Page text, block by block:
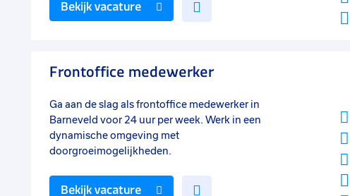
Bekijk vacature
Frontoffice medewerker
Ga aan de slag als frontoffice medewerker in
Barneveld voor 24 uur per week. Werk in een
dynamische omgeving met
doorgroeimogelijkheden.
Bekijk vacature